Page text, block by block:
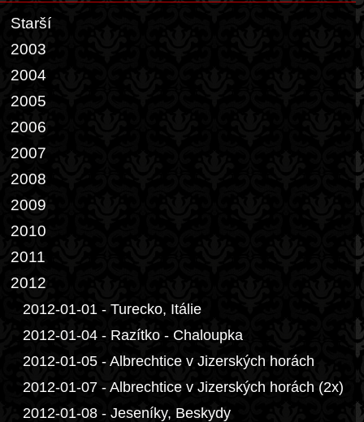
Starší
2003
2004
2005
2006
2007
2008
2009
2010
2011
2012
2012-01-01 - Turecko, Itálie
2012-01-04 - Razítko - Chaloupka
2012-01-05 - Albrechtice v Jizerských horách
2012-01-07 - Albrechtice v Jizerských horách (2x)
2012-01-08 - Jeseníky, Beskydy